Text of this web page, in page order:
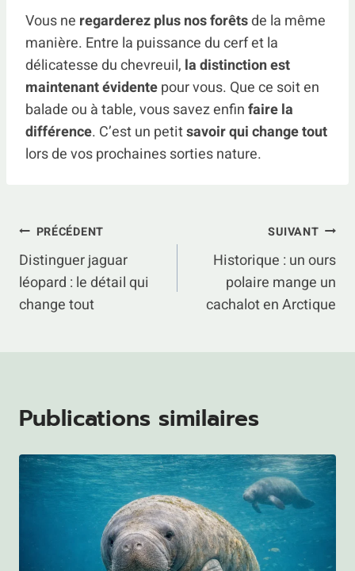
Vous ne regarderez plus nos forêtsde la même
manière. Entre la puissance du cerf et la
délicatesse du chevreuil, la distinction est
maintenant évidentepour vous. Que ce soit en
balade ou à table, vous savez enfinfaire la
différence. C’est un petitsavoir qui change tout
lors de vos prochaines sorties nature.
Navigation
de
l’article
PRÉCÉDENT
Distinguer jaguar
léopard : le détail qui
change tout
SUIVANT
Historique : un ours
polaire mange un
cachalot en Arctique
Publications similaires